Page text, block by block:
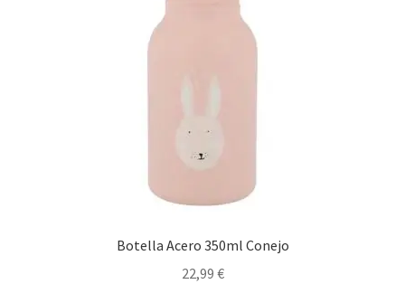
Botella Acero 350ml Conejo
22,99 €